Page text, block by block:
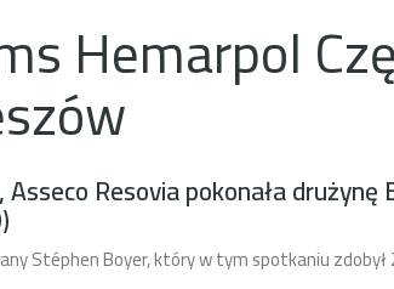
Hemarpol
Resovia pokonała
Stéphen Boyer, który w tym spotkaniu